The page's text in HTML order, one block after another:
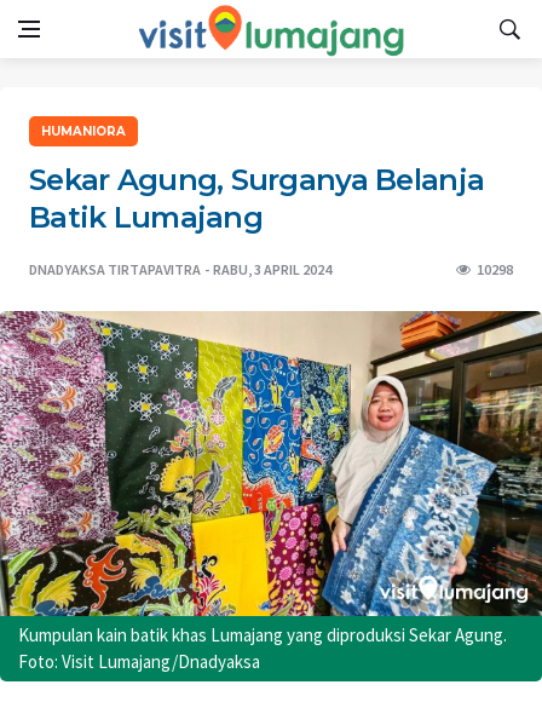
HUMANIORA
Sekar Agung, Surganya Belanja
Batik Lumajang
DNADYAKSA TIRTAPAVITRA RABU, 3 APRIL 2024 10298
Kumpulan kain batik khas Lumajang yang diproduksi Sekar Agung.
Foto: Visit Lumajang/Dnadyaksa